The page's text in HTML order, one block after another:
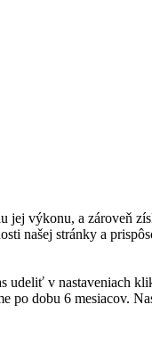
jej výkonu, a zároveň
našej stránky a
udeliť v nastaveniach
po dobu 6 mesiacov.